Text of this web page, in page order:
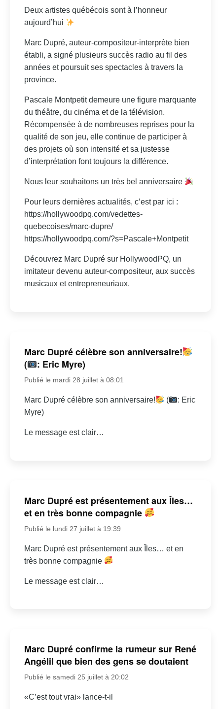
Deux artistes québécois sont à l’honneur
aujourd’hui
Marc Dupré, auteur-compositeur-interprète bien
établi, a signé plusieurs succès radio au fil des
années et poursuit ses spectacles à travers la
province.
Pascale Montpetit demeure une figure marquante
du théâtre, du cinéma et de la télévision.
Récompensée à de nombreuses reprises pour la
qualité de son jeu, elle continue de participer à
des projets où son intensité et sa justesse
d’interprétation font toujours la différence.
Nous leur souhaitons un très bel anniversaire
Pour leurs dernières actualités, c’est par ici :
https://hollywoodpq.com/vedettes-
quebecoises/marc-dupre/
https://hollywoodpq.com/?s=Pascale+Montpetit
Découvrez Marc Dupré sur HollywoodPQ, un
imitateur devenu auteur-compositeur, aux succès
musicaux et entrepreneuriaux.
Marc Dupré célèbre son anniversaire!
(
: Eric Myre)
Publié le mardi 28 juillet à 08:01
Marc Dupré célèbre son anniversaire! (
: Eric
Myre)
Le message est clair…
Marc Dupré est présentement aux Îles…
et en très bonne compagnie
Publié le lundi 27 juillet à 19:39
Marc Dupré est présentement aux Îles… et en
très bonne compagnie
Le message est clair…
Marc Dupré confirme la rumeur sur René
Angélil que bien des gens se doutaient
Publié le samedi 25 juillet à 20:02
«C’est tout vrai» lance-t-il